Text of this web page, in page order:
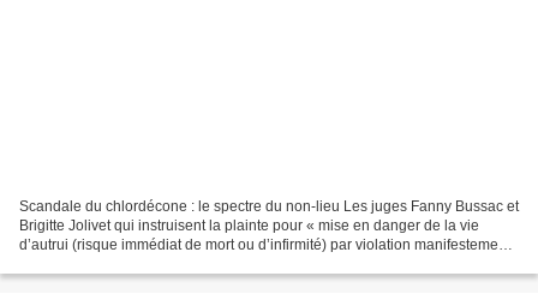
Scandale du chlordécone : le spectre du non-lieu Les juges Fanny Bussac et
Brigitte Jolivet qui instruisent la plainte pour « mise en danger de la vie
d’autrui (risque immédiat de mort ou d’infirmité) par violation manifestement